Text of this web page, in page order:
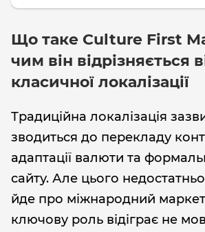
Що таке Culture First
чим він відрізняється
класичної локалізації
Традиційна локалізація
зводиться до перекладу
адаптації валюти та
сайту. Але цього
йде про міжнародний
ключову роль відіграє не